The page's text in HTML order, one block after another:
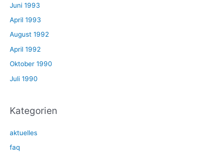
Juni 1993
April 1993
August 1992
April 1992
Oktober 1990
Juli 1990
Kategorien
aktuelles
faq